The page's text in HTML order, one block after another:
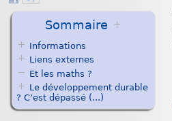
Sommaire
Informations
Liens externes
Et les maths ?
Le développement durable
? C’est dépassé (...)